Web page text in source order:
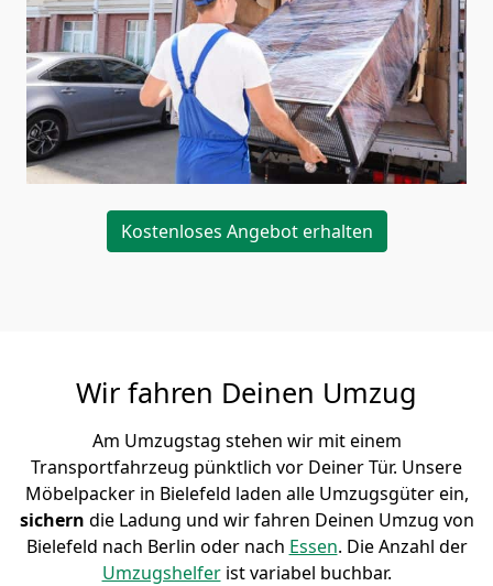
Kostenloses Angebot erhalten
Wir fahren Deinen Umzug
Am Umzugstag stehen wir mit einem
Transportfahrzeug pünktlich vor Deiner Tür. Unsere
Möbelpacker in Bielefeld laden alle Umzugsgüter ein,
sichern die Ladung und wir fahren Deinen Umzug von
Bielefeld nach Berlin oder nach Essen. Die Anzahl der
Umzugshelferist variabel buchbar.